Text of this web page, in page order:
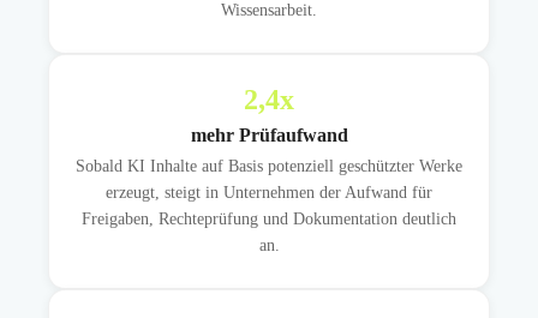
Wissensarbeit.
2,4x
mehr Prüfaufwand
Sobald KI Inhalte auf Basis potenziell geschützter Werke
erzeugt, steigt in Unternehmen der Aufwand für
Freigaben, Rechteprüfung und Dokumentation deutlich
an.